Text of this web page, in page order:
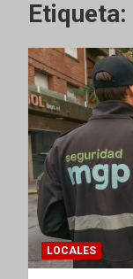
Etiqueta:
LOCALES